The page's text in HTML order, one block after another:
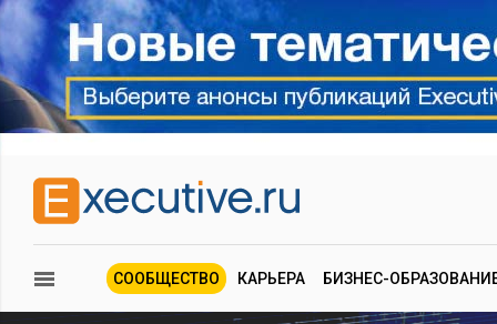
СООБЩЕСТВО КАРЬЕРА БИЗНЕС-